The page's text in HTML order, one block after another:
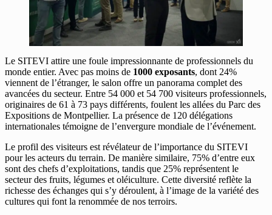
Le SITEVI attire une foule impressionnante de professionnels du
monde entier. Avec pas moins de 1000 exposants, dont 24%
viennent de l’étranger, le salon offre un panorama complet des
avancées du secteur. Entre 54 000 et 54 700 visiteurs professionnels,
originaires de 61 à 73 pays différents, foulent les allées du Parc des
Expositions de Montpellier. La présence de 120 délégations
internationales témoigne de l’envergure mondiale de l’événement.
Le profil des visiteurs est révélateur de l’importance du SITEVI
pour les acteurs du terrain. De manière similaire, 75% d’entre eux
sont des chefs d’exploitations, tandis que 25% représentent le
secteur des fruits, légumes et oléiculture. Cette diversité reflète la
richesse des échanges qui s’y déroulent, à l’image de la variété des
cultures qui font la renommée de nos terroirs.